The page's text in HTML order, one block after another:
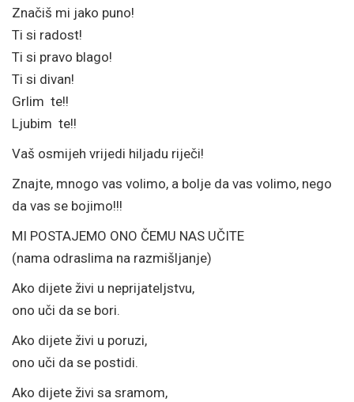
Značiš mi jako puno!
Ti si radost!
Ti si pravo blago!
Ti si divan!
Grlim te!!
Ljubim te!!
Vaš osmijeh vrijedi hiljadu riječi!
Znajte, mnogo vas volimo, a bolje da vas volimo, nego
da vas se bojimo!!!
MI POSTAJEMO ONO ČEMU NAS UČITE
(nama odraslima na razmišljanje)
Ako dijete živi u neprijateljstvu,
ono uči da se bori.
Ako dijete živi u poruzi,
ono uči da se postidi.
Ako dijete živi sa sramom,